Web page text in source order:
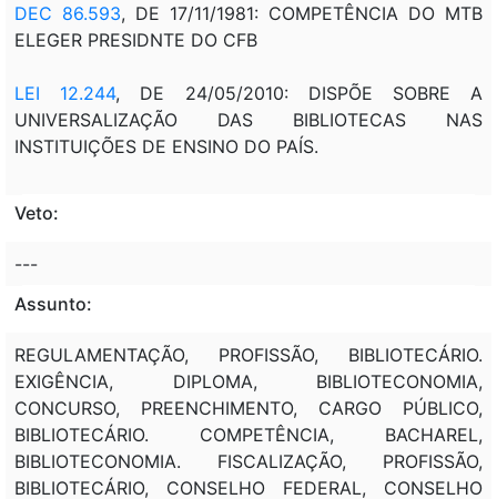
DEC 86.593, DE 17/11/1981: COMPETÊNCIA DO MTB
ELEGER PRESIDNTE DO CFB
LEI 12.244, DE 24/05/2010: DISPÕE SOBRE A
UNIVERSALIZAÇÃO DAS BIBLIOTECAS NAS
INSTITUIÇÕES DE ENSINO DO PAÍS.
Veto:
---
Assunto:
REGULAMENTAÇÃO, PROFISSÃO, BIBLIOTECÁRIO.
EXIGÊNCIA, DIPLOMA, BIBLIOTECONOMIA,
CONCURSO, PREENCHIMENTO, CARGO PÚBLICO,
BIBLIOTECÁRIO. COMPETÊNCIA, BACHAREL,
BIBLIOTECONOMIA. FISCALIZAÇÃO, PROFISSÃO,
BIBLIOTECÁRIO, CONSELHO FEDERAL, CONSELHO